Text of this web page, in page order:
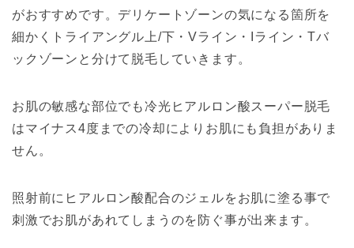
がおすすめです。デリケートゾーンの気になる箇所を
細かくトライアングル上/下・Vライン・Iライン・Tバ
ックゾーンと分けて脱毛していきます。
お肌の敏感な部位でも冷光ヒアルロン酸スーパー脱毛
はマイナス4度までの冷却によりお肌にも負担がありま
せん。
照射前にヒアルロン酸配合のジェルをお肌に塗る事で
刺激でお肌があれてしまうのを防ぐ事が出来ます。